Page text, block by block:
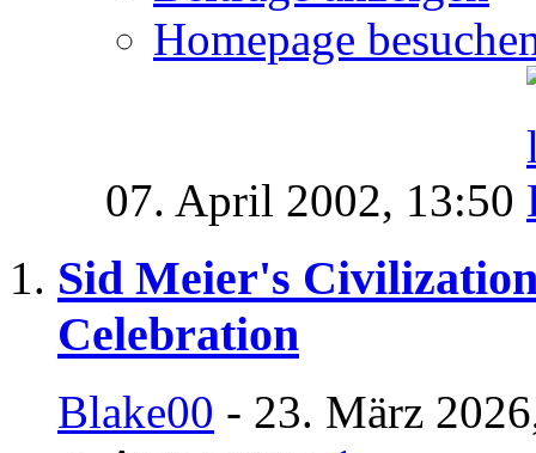
Homepage
07. April 2002, 13:50
Sid Meier's
Celebration
Blake00 - 23. März